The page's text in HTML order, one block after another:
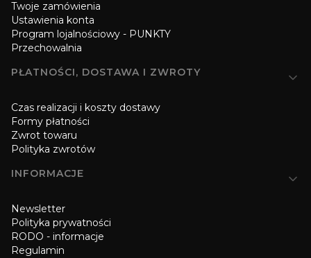
Twoje zamówienia
Ustawienia konta
Program lojalnościowy - PUNKTY
Przechowalnia
PŁATNOŚCI, DOSTAWA I ZWROTY
Czas realizacji i koszty dostawy
Formy płatności
Zwrot towaru
Polityka zwrotów
INFORMACJE
Newsletter
Polityka prywatności
RODO - informacje
Regulamin